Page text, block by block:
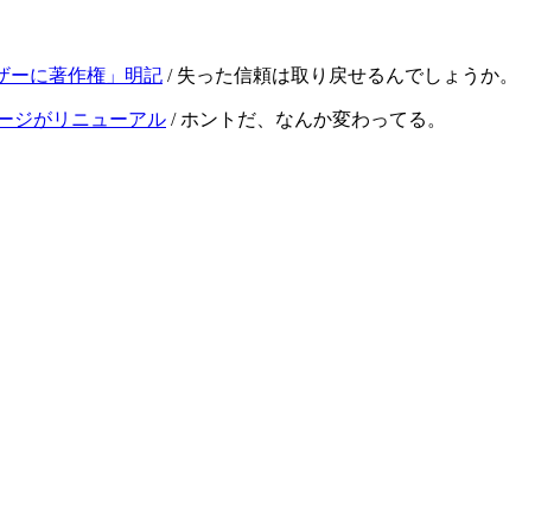
に著作権」明記 / 失った信頼は取り戻せるんでしょうか。
ジがリニューアル / ホントだ、なんか変わってる。